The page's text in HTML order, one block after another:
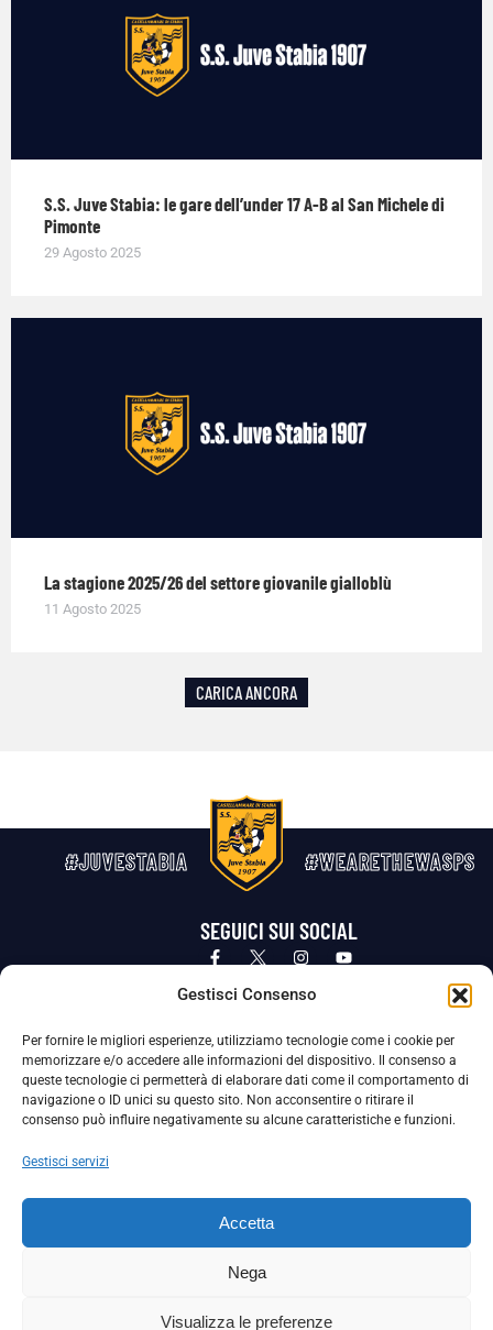
Gestisci Consenso
Per fornire le migliori esperienze, utilizziamo tecnologie come i cookie per
memorizzare e/o accedere alle informazioni del dispositivo. Il consenso a
queste tecnologie ci permetterà di elaborare dati come il comportamento di
navigazione o ID unici su questo sito. Non acconsentire o ritirare il
consenso può influire negativamente su alcune caratteristiche e funzioni.
Gestisci servizi
Accetta
Nega
Visualizza le preferenze
S.S. Juve Stabia: le gare dell’under 17 A-B al San Michele di
Pimonte
29 Agosto 2025
La stagione 2025/26 del settore giovanile gialloblù
11 Agosto 2025
CARICA ANCORA
#JUVESTABIA #WEARETHEWASPS
SEGUICI SUI SOCIAL
Privacy Policy Cookie Policy
La Società ha nominato il Responsabile della Protezione dei Dati Personali (DPO), figura specializzata che vigila sulle modalità
adottate dalla nostra Società per tutelare i Suoi dati personali.
Per contattare il DPO può scrivere a
La Società ha inoltre adottato un proprio Codice Etico, consultabile al seguente link: